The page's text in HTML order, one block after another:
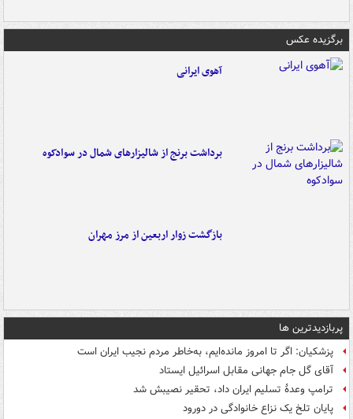
برگزیده عکس
آهوی ایرانی
برداشت برنج از شالیزارهای شمال در سوادکوه
بازگشت زوار اربعین از مرز مهران
پربازدیدترین ها
پزشکیان: اگر تا امروز مانده‌ایم، به‌خاطر مردم نجیب ایران است
آقای گل جام جهانی مقابل اسرائیل ایستاد
ترامپ وعدۀ تسلیم ایران داد، تحقیر نصیبش شد
پایان تلخ یک نزاع خانوادگی در دورود